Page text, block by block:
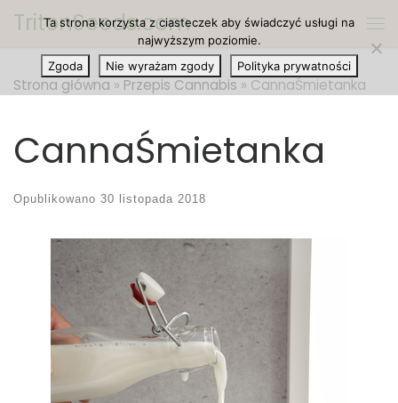
Przejdź do treści
TritonSeeds.com
Strona główna » Przepis Cannabis » CannaŚmietanka
CannaŚmietanka
Opublikowano 30 listopada 2018
Ta strona korzysta z ciasteczek aby świadczyć usługi na
najwyższym poziomie.
Zgoda
Nie wyrażam zgody Polityka prywatności